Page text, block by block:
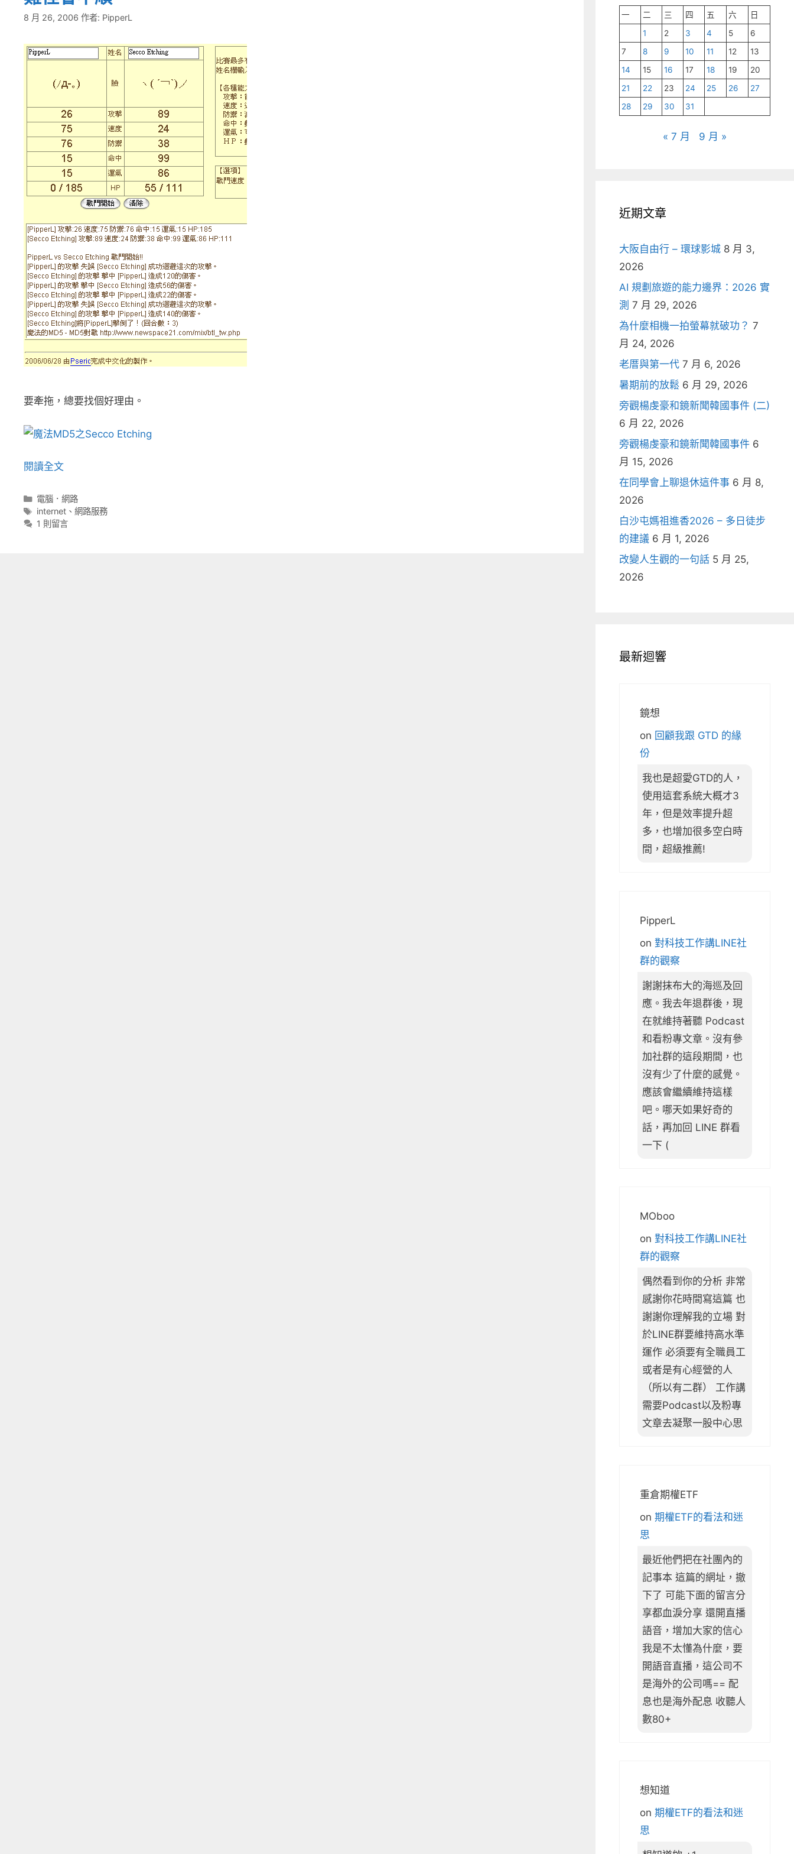
8 月 26, 2006 作者: PipperL
要牽拖，總要找個好理由。
閱讀全文
分
類
電腦．網路
標
籤
internet、 網路服務
1 則留言
一 二 三 四 五 六
日
1
2 3 4 5
6
7
8 9 10 11 12
13
14
15 16 17 18 19
20
21
22 23 24 25 26
27
28
29 30 31
« 7 月 9 月 »
近期文章
大阪自由行 – 環球影城 8 月 3,
2026
AI 規劃旅遊的能力邊界：2026 實
測 7 月 29, 2026
為什麼相機一拍螢幕就破功？ 7
月 24, 2026
老厝與第一代 7 月 6, 2026
暑期前的放鬆 6 月 29, 2026
旁觀楊虔豪和鏡新聞韓國事件 (二)
6 月 22, 2026
旁觀楊虔豪和鏡新聞韓國事件 6
月 15, 2026
在同學會上聊退休這件事 6 月 8,
2026
白沙屯媽祖進香2026 – 多日徒步
的建議 6 月 1, 2026
改變人生觀的一句話 5 月 25,
2026
最新迴響
鏡想
on 回顧我跟 GTD 的緣
份
我也是超愛GTD的人，
使用這套系統大概才3
年，但是效率提升超
多，也增加很多空白時
間，超級推薦!
PipperL
on 對科技工作講LINE社
群的觀察
謝謝抹布大的海巡及回
應。我去年退群後，現
在就維持著聽 Podcast
和看粉專文章。沒有參
加社群的這段期間，也
沒有少了什麼的感覺。
應該會繼續維持這樣
吧。哪天如果好奇的
話，再加回 LINE 群看
一下 (
MOboo
on 對科技工作講LINE社
群的觀察
偶然看到你的分析 非常
感謝你花時間寫這篇 也
謝謝你理解我的立場 對
於LINE群要維持高水準
運作 必須要有全職員工
或者是有心經營的人
（所以有二群） 工作講
需要Podcast以及粉專
文章去凝聚一股中心思
重倉期權ETF
on 期權ETF的看法和迷
思
最近他們把在社團內的
記事本 這篇的網址，撤
下了 可能下面的留言分
享都血淚分享 還開直播
語音，增加大家的信心
我是不太懂為什麼，要
開語音直播，這公司不
是海外的公司嗎== 配
息也是海外配息 收聽人
數80+
想知道
on 期權ETF的看法和迷
思